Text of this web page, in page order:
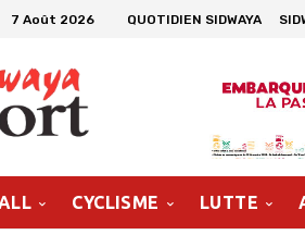
7 Août 2026 QUOTIDIEN SIDWAYA
CYCLISME LUTTE